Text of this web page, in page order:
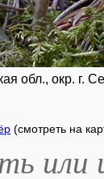
обл., окр. г.
(смотреть на
или